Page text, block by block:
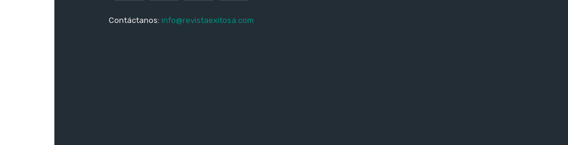
Contáctanos: info@revistaexitosa.com